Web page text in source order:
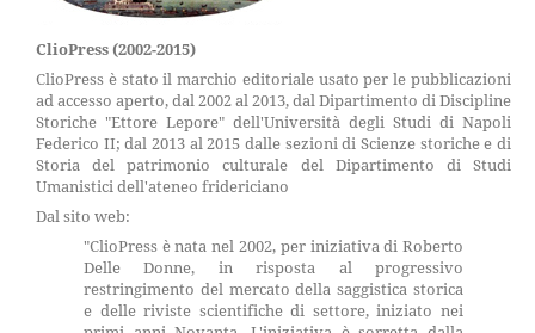
ClioPress (2002-2015)
ClioPress è stato il marchio editoriale usato per le pubblicazioni
ad accesso aperto, dal 2002 al 2013, dal Dipartimento di Discipline
Storiche "Ettore Lepore" dell'Università degli Studi di Napoli
Federico II; dal 2013 al 2015 dalle sezioni di Scienze storiche e di
Storia del patrimonio culturale del Dipartimento di Studi
Umanistici dell'ateneo fridericiano
Dal sito web:
"ClioPress è nata nel 2002, per iniziativa di Roberto
Delle Donne, in risposta al progressivo
restringimento del mercato della saggistica storica
e delle riviste scientifiche di settore, iniziato nei